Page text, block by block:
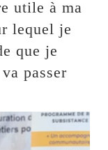
utile à ma
lequel je
que je
passer